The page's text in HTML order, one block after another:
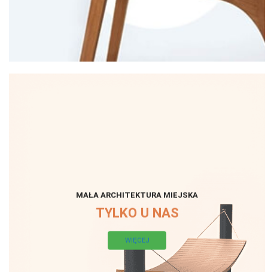
MAŁA ARCHITEKTURA MIEJSKA
TYLKO U NAS
WIĘCEJ